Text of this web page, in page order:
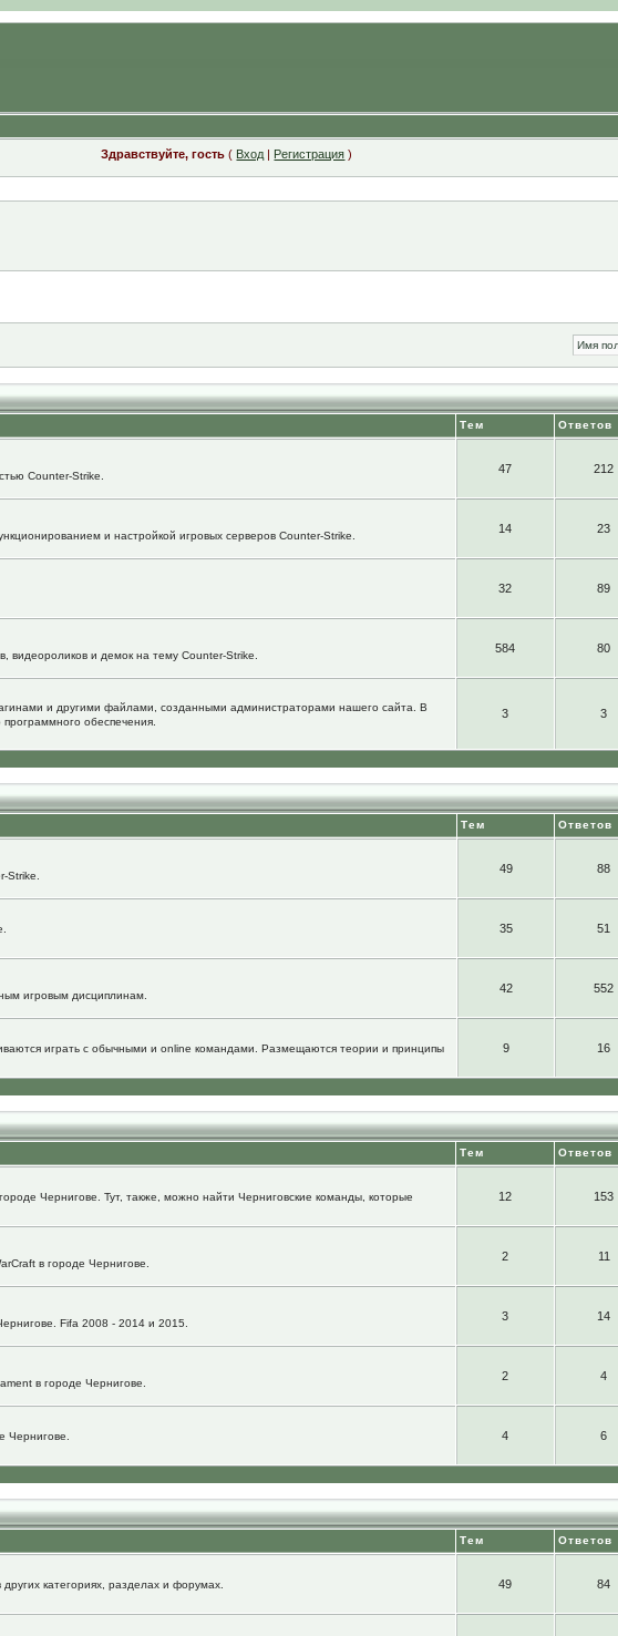
Здравствуйте, гость ( Вход | Регистрация )
Тем Ответов
Counter-Strike.
47 212
и настройкой игровых серверов Counter-Strike.
14 23
32 89
и демок на тему Counter-Strike.
584 80
и другими файлами, созданными администраторами нашего сайта. В
обеспечения.
3 3
Тем Ответов
Strike.
49 88
35 51
игровым дисциплинам.
42 552
играть с обычными и online командами. Размещаются теории и принципы
9 16
Тем Ответов
Чернигове. Тут, также, можно найти Черниговские команды, которые
12 153
в городе Чернигове.
2 11
Fifa 2008 - 2014 и 2015.
3 14
в городе Чернигове.
2 4
Чернигове.
4 6
Тем Ответов
категориях, разделах и форумах.
49 84